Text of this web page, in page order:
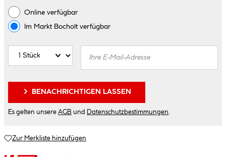
Online verfügbar
Im Markt Bocholtverfügbar
BENACHRICHTIGEN LASSEN
Es gelten unsere AGB und Datenschutzbestimmungen
Zur Merkliste hinzufügen